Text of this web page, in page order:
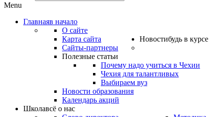
Menu
Главнаяв начало
О сайте
Карта сайта
Сайты-партнеры
Новостибудь в курсе
Полезные статьи
Почему надо учиться в Чехии
Чехия для талантливых
Выбираем вуз
Новости образования
Календарь акций
Школавсё о нас